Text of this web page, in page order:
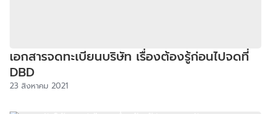
เอกสารจดทะเบียนบริษัท เรื่องต้องรู้ก่อนไปจดที่
DBD
23 สิงหาคม 2021